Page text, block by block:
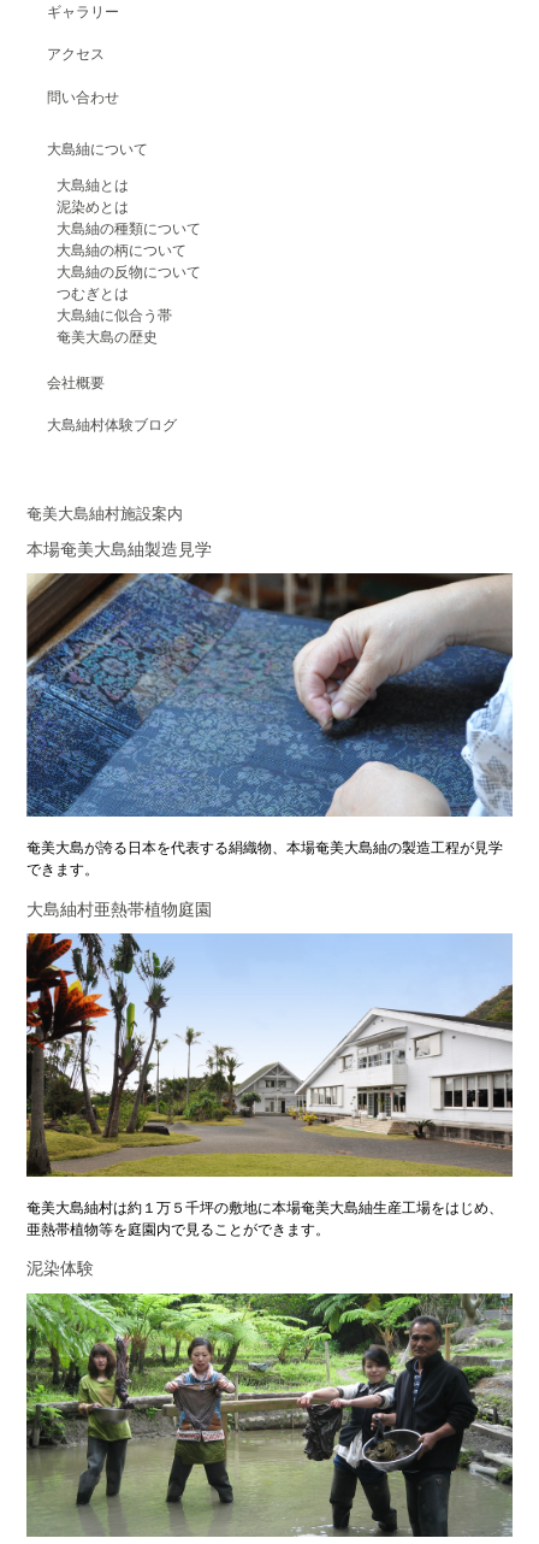
ギャラリー
アクセス
問い合わせ
大島紬について
大島紬とは
泥染めとは
大島紬の種類について
大島紬の柄について
大島紬の反物について
つむぎとは
大島紬に似合う帯
奄美大島の歴史
会社概要
大島紬村体験ブログ
奄美大島紬村施設案内
本場奄美大島紬製造見学
奄美大島が誇る日本を代表する絹織物、本場奄美大島紬の製造工程が見学
できます。
大島紬村亜熱帯植物庭園
奄美大島紬村は約１万５千坪の敷地に本場奄美大島紬生産工場をはじめ、
亜熱帯植物等を庭園内で見ることができます。
泥染体験